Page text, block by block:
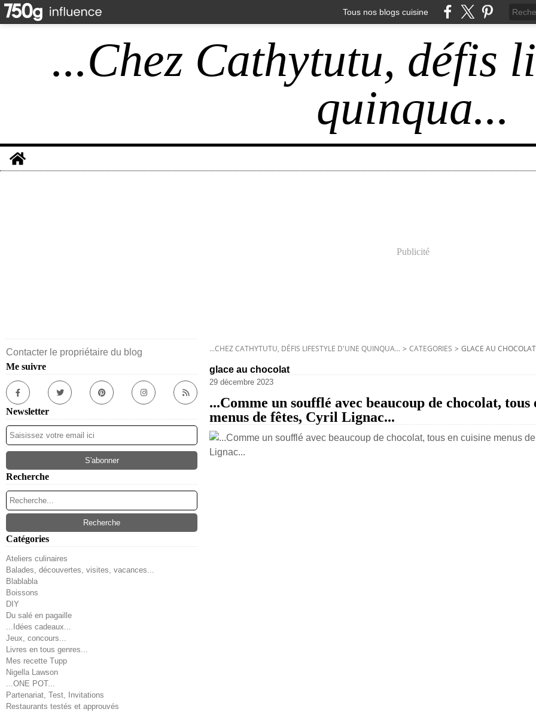
Tous nos blogs cuisine
...Chez Cathytutu, défis
quinqua...
Home
Publicité
Contacter le propriétaire du blog
Me suivre
Newsletter
Recherche
Catégories
Ateliers culinaires
Balades, découvertes, visites, vacances...
Blablabla
Boissons
DIY
Du salé en pagaille
...Idées cadeaux...
Jeux, concours...
Livres en tous genres...
Mes recette Tupp
Nigella Lawson
...ONE POT...
Partenariat, Test, Invitations
Restaurants testés et approuvés
...CHEZ CATHYTUTU, DÉFIS LIFESTYLE D'UNE QUINQUA... > CATEGORIES > GLACE AU CHOCOLAT
glace au chocolat
29 décembre 2023
...Comme un soufflé avec beaucoup de chocolat, tous
menus de fêtes, Cyril Lignac...